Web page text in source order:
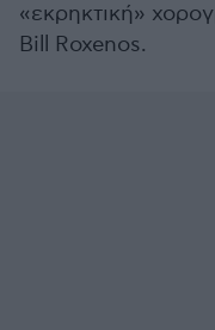
«εκρηκτική»
Bill Roxenos.